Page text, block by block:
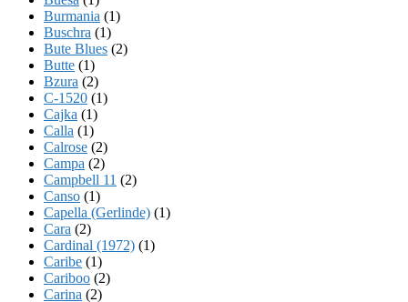
Burmania (1)
Buschra (1)
Bute Blues (2)
Butte (1)
Bzura (2)
C-1520 (1)
Cajka (1)
Calla (1)
Calrose (2)
Campa (2)
Campbell 11 (2)
Canso (1)
Capella (Gerlinde) (1)
Cara (2)
Cardinal (1972) (1)
Caribe (1)
Cariboo (2)
Carina (2)